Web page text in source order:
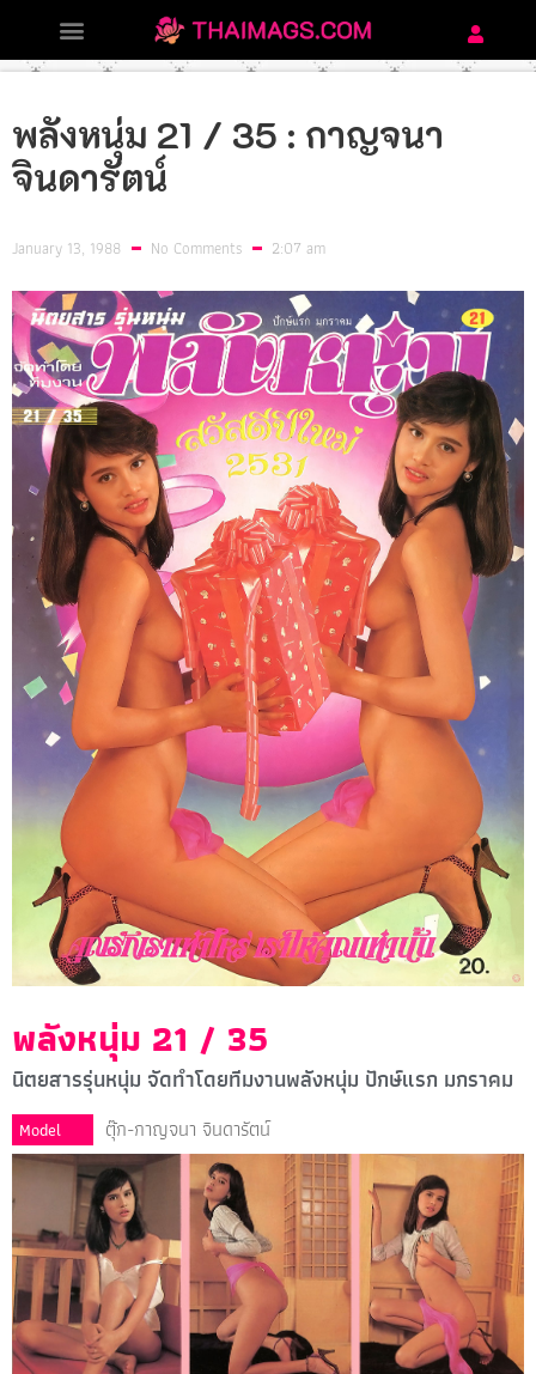
พลังหนุ่ม 21 / 35 : กาญจนา
จินดารัตน์
January 13, 1988 No Comments 2:07 am
พลังหนุ่ม 21 / 35
นิตยสารรุ่นหนุ่ม จัดทำโดยทีมงานพลังหนุ่ม ปักษ์แรก มกราคม
Model ตุ๊ก-กาญจนา จินดารัตน์